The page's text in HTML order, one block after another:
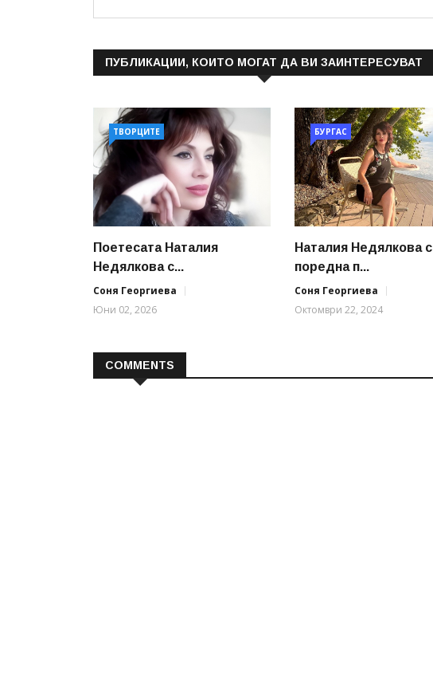
ПУБЛИКАЦИИ, КОИТО МОГАТ ДА ВИ ЗАИНТЕРЕСУВАТ
ТВОРЦИТЕ
Поетесата Наталия
Недялкова с...
Соня Георгиева
Юни 02, 2026
БУРГАС
Наталия Недялкова с
поредна п...
Соня Георгиева
Октомври 22, 2024
COMMENTS